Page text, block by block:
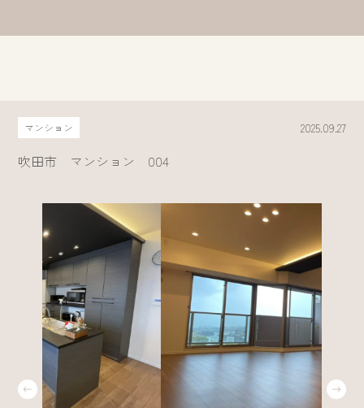
マンション 2025.09.27
吹田市 マンション 004